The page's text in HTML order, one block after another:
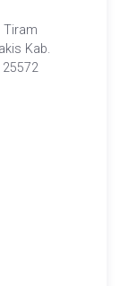
Tiram
Kab.
25572